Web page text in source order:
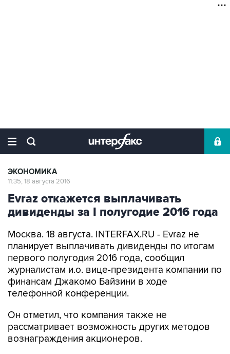
ЭКОНОМИКА
11:35, 18 августа 2016
Evraz откажется выплачивать
дивиденды за I полугодие 2016 года
Москва. 18 августа. INTERFAX.RU - Evraz не
планирует выплачивать дивиденды по итогам
первого полугодия 2016 года, сообщил
журналистам и.о. вице-президента компании по
финансам Джакомо Байзини в ходе
телефонной конференции.
Он отметил, что компания также не
рассматривает возможность других методов
вознаграждения акционеров.